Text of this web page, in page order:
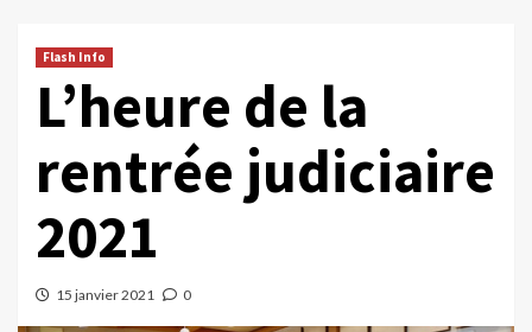
Flash Info
L’heure de la
rentrée judiciaire
2021
15 janvier 2021 0